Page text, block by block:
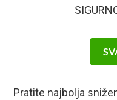
Pratite najbolja